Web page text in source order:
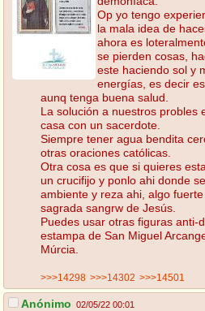
Op yo tengo
la mala idea de
ahora es
se pierden cosas,
este haciendo sol y
energías, es decir
aunq tenga buena salud.
La solución a nuestros probles
casa con un sacerdote.
Siempre tener agua bendita
otras oraciones católicas.
Otra cosa es que si quieres
un crucifijo y ponlo ahi donde
ambiente y reza ahi, algo
sagrada sangrw de Jesús.
Puedes usar otras figuras anti-
estampa de San Miguel
Múrcia.
>>>14298 >>>14302 >>>14501
Anónimo 02/05/22 00:01